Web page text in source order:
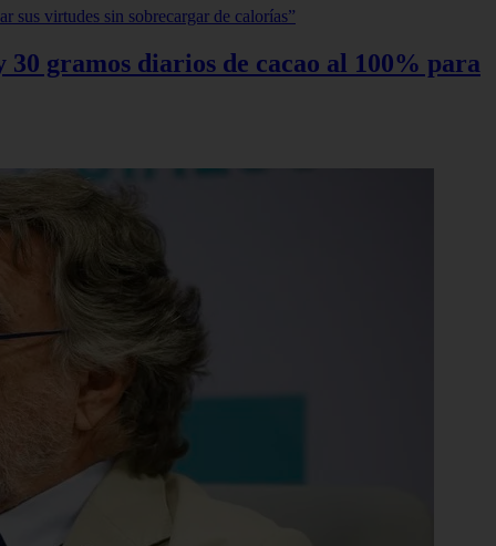
gramos diarios de cacao al 100% para